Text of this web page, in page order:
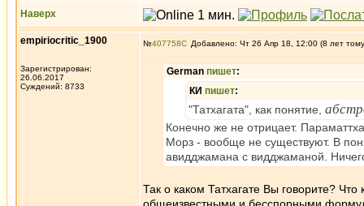
Наверх
empiriocritic_1900
Зарегистрирован:
26.06.2017
Суждений: 8733
№407758 Добавлено: Чт 26 Апр 18, 12:00 (8 лет
German пишет:
КИ пишет:
"Татхагата", как понятие,
Конечно же не отрицает.
Морз - вообще не существуют. В
авидджамана с видджаманой.
Так о каком Татхагате Вы говорите?